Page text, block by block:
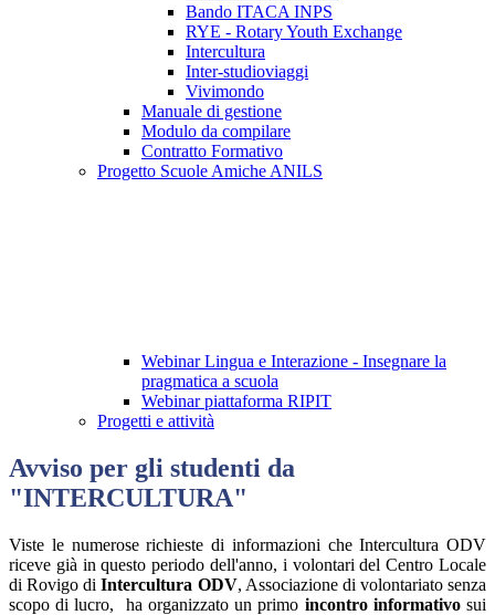
Bando ITACA INPS
RYE - Rotary Youth Exchange
Intercultura
Inter-studioviaggi
Vivimondo
Manuale di gestione
Modulo da compilare
Contratto Formativo
Progetto Scuole Amiche ANILS
Webinar Lingua e Interazione - Insegnare la
pragmatica a scuola
Webinar piattaforma RIPIT
Progetti e attività
Avviso per gli studenti da
"INTERCULTURA"
Viste le numerose richieste di informazioni che Intercultura ODV
riceve già in questo periodo dell'anno, i volontari del Centro Locale
di Rovigo diIntercultura ODV, Associazione di volontariato senza
scopo di lucro, ha organizzato un primo incontro informativosui